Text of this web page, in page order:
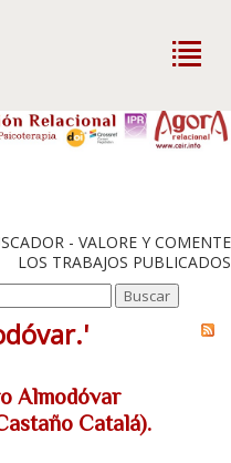
- VALORE Y COMENTE
LOS TRABAJOS PUBLICADOS
Almodóvar
Catalá).